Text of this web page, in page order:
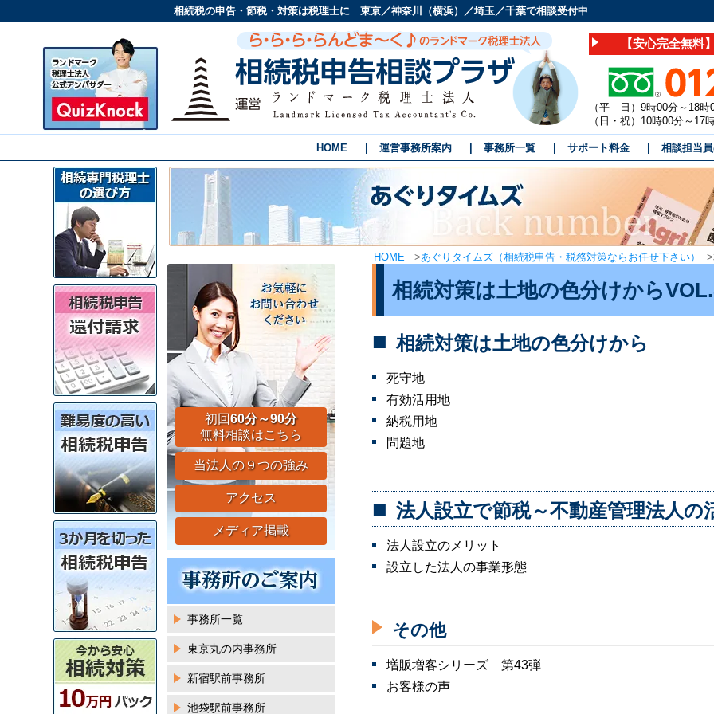
相続税の申告・節税・対策は税理士に 東京／神奈川（横浜）／埼玉／千葉で相談受付中
【安心完全無料
（平 日）9時00分～18
（日・祝）10時00分～
HOME 運営事務所案内 事務所一覧 サポート料金 相談担当
HOME >あぐりタイムズ（相続税申告・税務対策ならお任せ下さい） >
相続対策は土地の色分けから
相続対策は土地の色分けから
死守地
有効活用地
納税用地
問題地
法人設立で節税～不動産管理法人の
法人設立のメリット
設立した法人の事業形態
その他
増販増客シリーズ 第43弾
お客様の声
初回60分～90分
無料相談はこちら
当法人の９つの強み
アクセス
メディア掲載
事務所一覧
東京丸の内事務所
新宿駅前事務所
池袋駅前事務所